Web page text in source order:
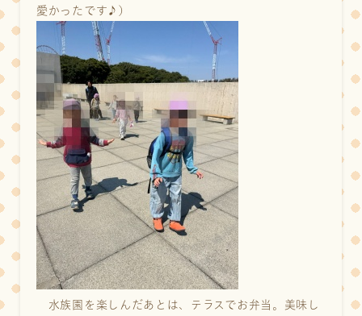
愛かったです♪）
水族園を楽しんだあとは、テラスでお弁当。美味し